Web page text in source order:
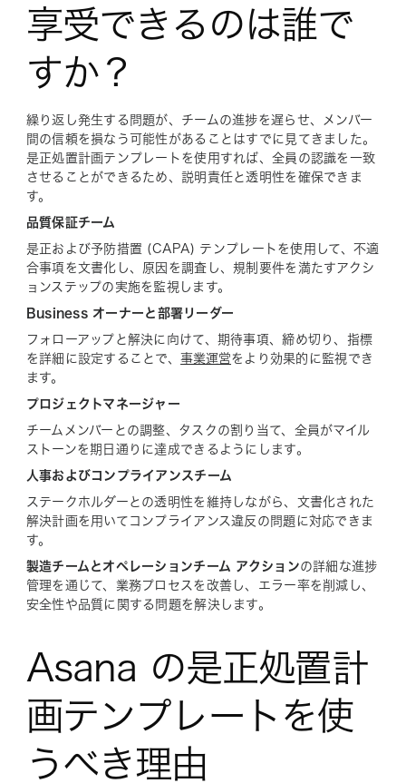
享受できるのは誰で
すか？
繰り返し発生する問題が、チームの進捗を遅らせ、メンバー
間の信頼を損なう可能性があることはすでに見てきました。
是正処置計画テンプレートを使用すれば、全員の認識を一致
させることができるため、説明責任と透明性を確保できま
す。
品質保証チーム
是正および予防措置 (CAPA) テンプレートを使用して、不適
合事項を文書化し、原因を調査し、規制要件を満たすアクシ
ョンステップの実施を監視します。
Business オーナーと部署リーダー
フォローアップと解決に向けて、期待事項、締め切り、指標
を詳細に設定することで、事業運営をより効果的に監視でき
ます。
プロジェクトマネージャー
チームメンバーとの調整、タスクの割り当て、全員がマイル
ストーンを期日通りに達成できるようにします。
人事およびコンプライアンスチーム
ステークホルダーとの透明性を維持しながら、文書化された
解決計画を用いてコンプライアンス違反の問題に対応できま
す。
製造チームとオペレーションチーム アクションの詳細な進捗
管理を通じて、業務プロセスを改善し、エラー率を削減し、
安全性や品質に関する問題を解決します。
Asana の是正処置計
画テンプレートを使
うべき理由